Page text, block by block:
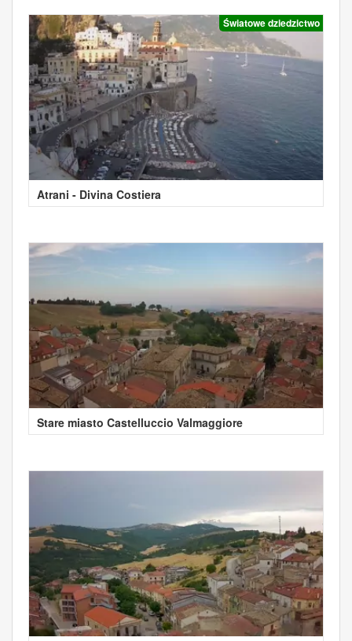
Światowe dziedzictwo
Atrani - Divina Costiera
Stare miasto Castelluccio Valmaggiore